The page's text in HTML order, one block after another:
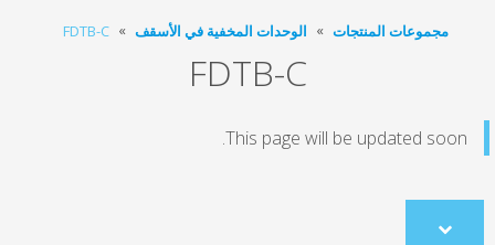
مجموعات المنتجات الوحدات المخفية في الأسقف FDTB-C
FDTB-C
This page will be updated